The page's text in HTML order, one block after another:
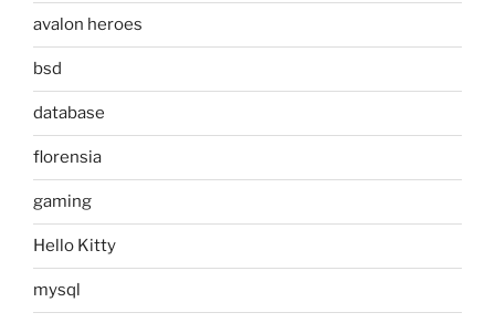
avalon heroes
bsd
database
florensia
gaming
Hello Kitty
mysql